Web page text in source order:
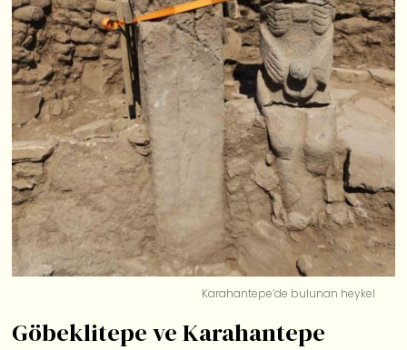
Karahantepe’de bulunan heykel
Göbeklitepe ve Karahantepe